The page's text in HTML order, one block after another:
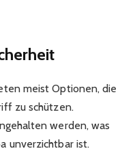
meist Optionen, die
zu schützen.
werden, was
unverzichtbar ist.